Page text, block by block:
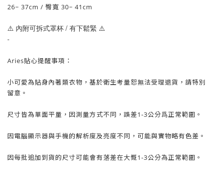
26~ 37cm / 臀寬 30~ 41cm
⚠️ 內附可拆式罩杯 / 有下鬆緊 ⚠️
-
Aries貼心提醒事項：
小可愛為貼身內著類衣物，基於衛生考量恕無法受理退貨，請特別
留意。
尺寸皆為單面平量，因測量方式不同，誤差1-3公分爲正常範圍。
因電腦顯示器與手機的解析度及亮度不同，可能與實物略有色差。
因每批追加到貨的尺寸可能會有落差在大慨1-3公分為正常範圍。